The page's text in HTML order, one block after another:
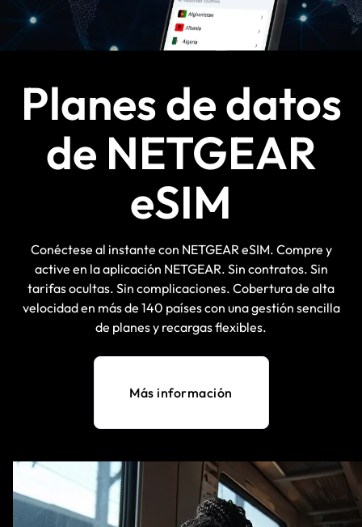
Planes de datos
de NETGEAR
eSIM
Conéctese al instante con NETGEAR eSIM. Compre y
active en la aplicación NETGEAR. Sin contratos. Sin
tarifas ocultas. Sin complicaciones. Cobertura de alta
velocidad en más de 140 países con una gestión sencilla
de planes y recargas flexibles.
Más información